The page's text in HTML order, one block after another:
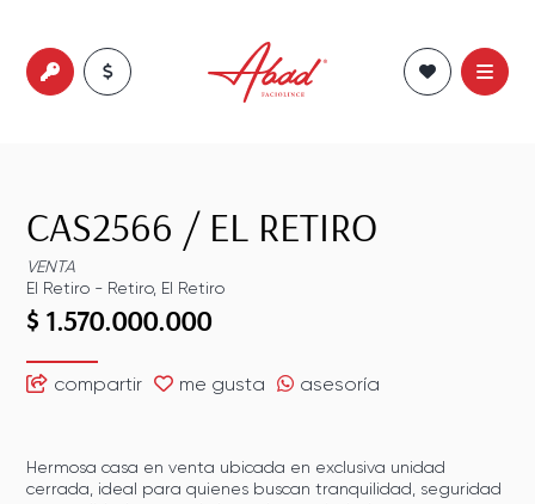
CAS2566 / EL RETIRO
VENTA
El Retiro - Retiro, El Retiro
$ 1.570.000.000
compartir me gusta asesoría
Hermosa casa en venta ubicada en exclusiva unidad
cerrada, ideal para quienes buscan tranquilidad, seguridad